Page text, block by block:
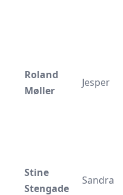
Roland
Møller
Jesper
Stine
Stengade
Sandra